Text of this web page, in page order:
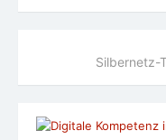
Silbernetz-